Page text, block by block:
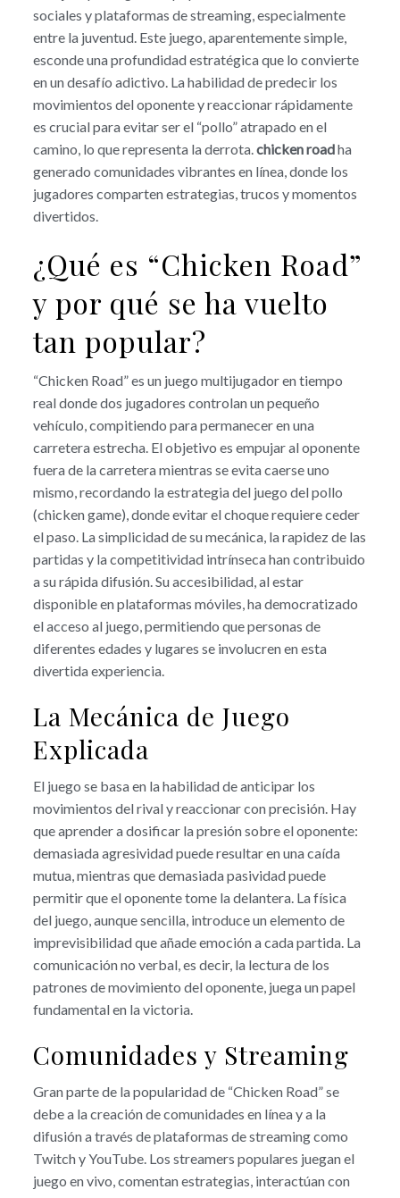
sociales y plataformas de streaming, especialmente
entre la juventud. Este juego, aparentemente simple,
esconde una profundidad estratégica que lo convierte
en un desafío adictivo. La habilidad de predecir los
movimientos del oponente y reaccionar rápidamente
es crucial para evitar ser el “pollo” atrapado en el
camino, lo que representa la derrota.chicken roadha
generado comunidades vibrantes en línea, donde los
jugadores comparten estrategias, trucos y momentos
divertidos.
¿Qué es “Chicken Road”
y por qué se ha vuelto
tan popular?
“Chicken Road” es un juego multijugador en tiempo
real donde dos jugadores controlan un pequeño
vehículo, compitiendo para permanecer en una
carretera estrecha. El objetivo es empujar al oponente
fuera de la carretera mientras se evita caerse uno
mismo, recordando la estrategia del juego del pollo
(chicken game), donde evitar el choque requiere ceder
el paso. La simplicidad de su mecánica, la rapidez de las
partidas y la competitividad intrínseca han contribuido
a su rápida difusión. Su accesibilidad, al estar
disponible en plataformas móviles, ha democratizado
el acceso al juego, permitiendo que personas de
diferentes edades y lugares se involucren en esta
divertida experiencia.
La Mecánica de Juego
Explicada
El juego se basa en la habilidad de anticipar los
movimientos del rival y reaccionar con precisión. Hay
que aprender a dosificar la presión sobre el oponente:
demasiada agresividad puede resultar en una caída
mutua, mientras que demasiada pasividad puede
permitir que el oponente tome la delantera. La física
del juego, aunque sencilla, introduce un elemento de
imprevisibilidad que añade emoción a cada partida. La
comunicación no verbal, es decir, la lectura de los
patrones de movimiento del oponente, juega un papel
fundamental en la victoria.
Comunidades y Streaming
Gran parte de la popularidad de “Chicken Road” se
debe a la creación de comunidades en línea y a la
difusión a través de plataformas de streaming como
Twitch y YouTube. Los streamers populares juegan el
juego en vivo, comentan estrategias, interactúan con